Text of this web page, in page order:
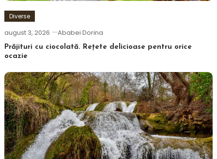
Diverse
august 3, 2026 Ababei Dorina
Prăjituri cu ciocolată. Rețete delicioase pentru orice
ocazie